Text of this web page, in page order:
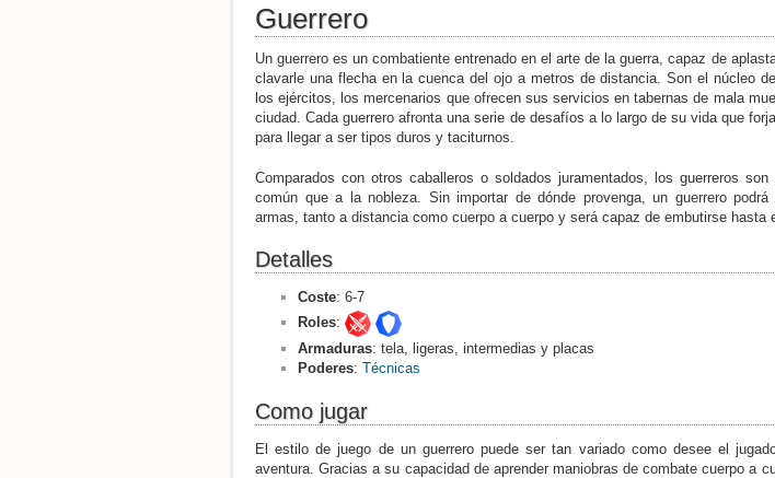
Guerrero
Un guerrero es un combatiente entrenado en el arte de la guerra, capaz de
clavarle una flecha en la cuenca del ojo a metros de distancia. Son el núcleo
los ejércitos, los mercenarios que ofrecen sus servicios en tabernas de mala
ciudad. Cada guerrero afronta una serie de desafíos a lo largo de su vida que
para llegar a ser tipos duros y taciturnos.
Comparados con otros caballeros o soldados juramentados, los guerreros
común que a la nobleza. Sin importar de dónde provenga, un guerrero
armas, tanto a distancia como cuerpo a cuerpo y será capaz de embutirse hasta
Detalles
Coste: 6-7
Roles:
Armaduras: tela, ligeras, intermedias y placas
Poderes:Técnicas
Como jugar
El estilo de juego de un guerrero puede ser tan variado como desee el
aventura. Gracias a su capacidad de aprender maniobras de combate cuerpo a